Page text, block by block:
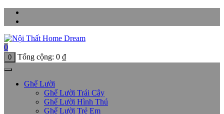
0
0 Tổng cộng: 0 ₫
Ghế Lười
Ghế Lười Trái Cây
Ghế Lười Hình Thú
Ghế Lười Trẻ Em